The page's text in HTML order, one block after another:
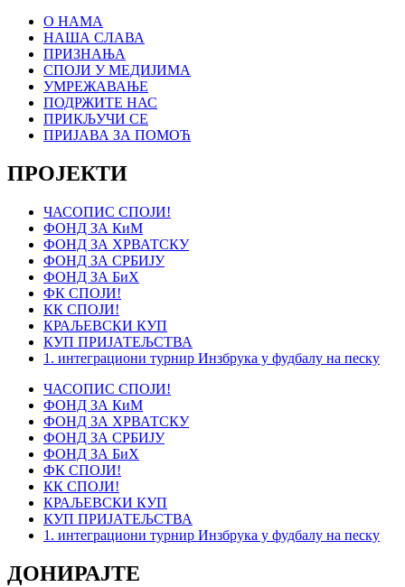
О НАМА
НАША СЛАВА
ПРИЗНАЊА
СПОЈИ У МЕДИЈИМА
УМРЕЖАВАЊЕ
ПОДРЖИТЕ НАС
ПРИКЉУЧИ СЕ
ПРИЈАВА ЗА ПОМОЋ
ПРОЈЕКТИ
ЧАСОПИС СПОЈИ!
ФОНД ЗА КиМ
ФОНД ЗА ХРВАТСКУ
ФОНД ЗА СРБИЈУ
ФОНД ЗА БиХ
ФК СПОЈИ!
КК СПОЈИ!
КРАЉЕВСКИ КУП
КУП ПРИЈАТЕЉСТВА
1. интеграциони турнир Инзбрука у фудбалу на песку
ЧАСОПИС СПОЈИ!
ФОНД ЗА КиМ
ФОНД ЗА ХРВАТСКУ
ФОНД ЗА СРБИЈУ
ФОНД ЗА БиХ
ФК СПОЈИ!
КК СПОЈИ!
КРАЉЕВСКИ КУП
КУП ПРИЈАТЕЉСТВА
1. интеграциони турнир Инзбрука у фудбалу на песку
ДОНИРАЈТЕ